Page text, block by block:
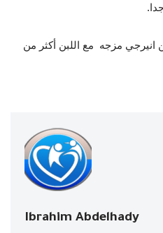
مزجه مع اللبن أكثر من
Ibrahim Abdelhady